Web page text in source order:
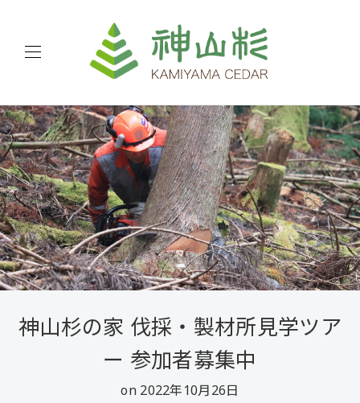
神山杉の家 伐採・製材所見学ツア
ー 参加者募集中
on 2022年10月26日